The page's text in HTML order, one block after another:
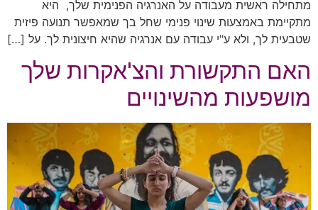
מתחילה ראשית מעבודה על האנרגיה הפנימית שלך, היא
מתקיימת באמצעות שינוי פנימי שחל בך שמאפשר תנועה פיזית
שטבעית לך, ולא ע"י עבודה עם אנרגיה שהיא חיצונית לך. על […]
האם התקשורת והצ'אקרות שלך
מושפעות מהשינויים